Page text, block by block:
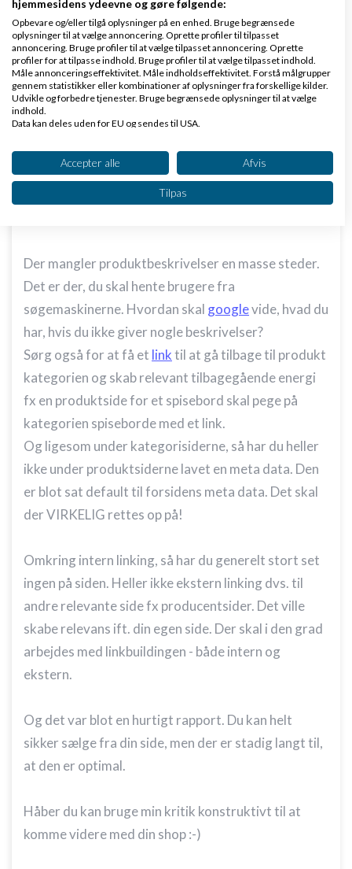
Der mangler en god tekstbeskrivelse på produkt
kategori siderne fx spiseborde. Du skal gøre denne
side relevant ift. spiseborde og udnytte, at en
masse produktsider indenfor kategorien linker op til
sin kategoriside.
Produkt kategori siderne fx spiseborde har i øvrigt
ikke sat en relevant meta title + description, hvilket
er fatalt ift. søgemaskinerne. Der bruges i stedet
Der mangler produktbeskrivelser en masse steder.
Det er der, du skal hente brugere fra
søgemaskinerne. Hvordan skal googlevide, hvad du
har, hvis du ikke giver nogle beskrivelser?
Sørg også for at få et linktil at gå tilbage til produkt
kategorien og skab relevant tilbagegående energi
fx en produktside for et spisebord skal pege på
kategorien spiseborde med et link.
Og ligesom under kategorisiderne, så har du heller
ikke under produktsiderne lavet en meta data. Den
er blot sat default til forsidens meta data. Det skal
der VIRKELIG rettes op på!
Omkring intern linking, så har du generelt stort set
ingen på siden. Heller ikke ekstern linking dvs. til
andre relevante side fx producentsider. Det ville
skabe relevans ift. din egen side. Der skal i den grad
arbejdes med linkbuildingen - både intern og
ekstern.
Og det var blot en hurtigt rapport. Du kan helt
sikker sælge fra din side, men der er stadig langt til,
at den er optimal.
Håber du kan bruge min kritik konstruktivt til at
komme videre med din shop :-)
hjemmesidens ydeevne og gøre følgende:
Opbevare og/eller tilgå oplysninger på en enhed. Bruge begrænsede
oplysninger til at vælge annoncering. Oprette profiler til tilpasset
annoncering. Bruge profiler til at vælge tilpasset annoncering. Oprette
profiler for at tilpasse indhold. Bruge profiler til at vælge tilpasset indhold.
Måle annonceringseffektivitet. Måle indholdseffektivitet. Forstå målgrupper
gennem statistikker eller kombinationer af oplysninger fra forskellige kilder.
Udvikle og forbedre tjenester. Bruge begrænsede oplysninger til at vælge
indhold.
Data kan deles uden for EU og sendes til USA.
Se partnerliste (2 IAB-leverandører)
Vi bruger dine data til følgende formål:
IAB's behandlingsformål:
Bruge begrænsede oplysninger til at vælge
annoncering
Oprette profiler til tilpasset annoncering
Bruge profiler til at vælge tilpasset
annoncering
Oprette profiler for at tilpasse indhold
Bruge profiler til at vælge tilpasset indhold
Måle indholdseffektivitet
Forstå målgrupper gennem statistikker eller
Udvikle og forbedre tjenester
Bruge begrænsede oplysninger til at vælge
indhold
IAB Special Features:
Bruge præcise geografiske
Identificere enheder baseret på aktivt
anmodede oplysninger
Ikke-IAB-behandlingsformål:
Accepter alle Afvis
Tilpas